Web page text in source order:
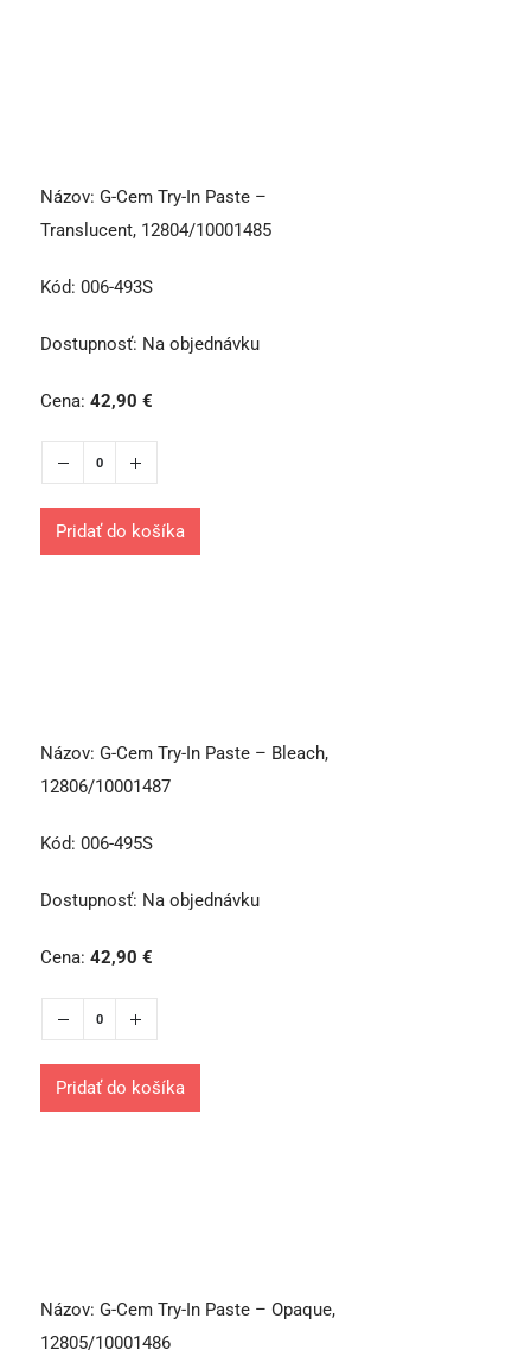
Názov: G-Cem Try-In Paste –
Translucent, 12804/10001485
Kód: 006-493S
Dostupnosť: Na objednávku
Cena: 42,90 €
Pridať do košíka
Názov: G-Cem Try-In Paste – Bleach,
12806/10001487
Kód: 006-495S
Dostupnosť: Na objednávku
Cena: 42,90 €
Pridať do košíka
Názov: G-Cem Try-In Paste – Opaque,
12805/10001486